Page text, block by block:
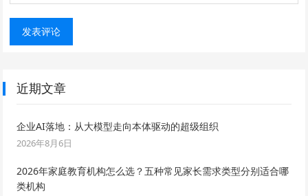
近期文章
企业AI落地：从大模型走向本体驱动的超级组织
2026年8月6日
2026年家庭教育机构怎么选？五种常见家长需求类型分别适合哪
类机构